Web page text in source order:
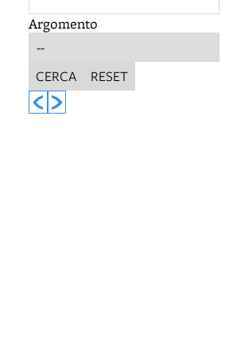
Argomento
CERCA RESET